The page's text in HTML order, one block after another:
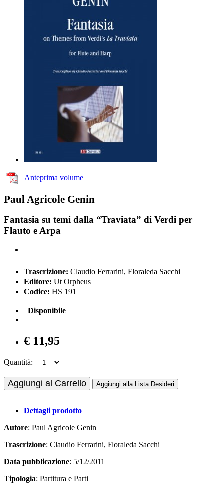
Anteprima volume
Paul Agricole Genin
Fantasia su temi dalla “Traviata” di Verdi per
Flauto e Arpa
Trascrizione: Claudio Ferrarini, Floraleda Sacchi
Editore: Ut Orpheus
Codice: HS 191
Disponibile
€ 11,95
Quantità:
Aggiungi al Carrello Aggiungi alla Lista Desideri
Dettagli prodotto
Autore: Paul Agricole Genin
Trascrizione: Claudio Ferrarini, Floraleda Sacchi
Data pubblicazione: 5/12/2011
Tipologia: Partitura e Parti